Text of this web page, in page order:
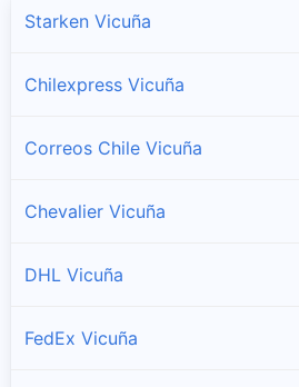
Starken Vicuña
Chilexpress Vicuña
Correos Chile Vicuña
Chevalier Vicuña
DHL Vicuña
FedEx Vicuña